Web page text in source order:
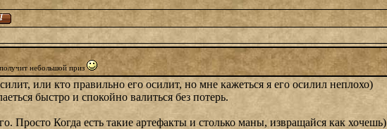
небольшой приз
или кто правильно его осилит, но мне кажеться я его осилил неплохо)
быстро и спокойно валиться без потерь.
Просто Когда есть такие артефакты и столько маны, извращайся как хочешь)